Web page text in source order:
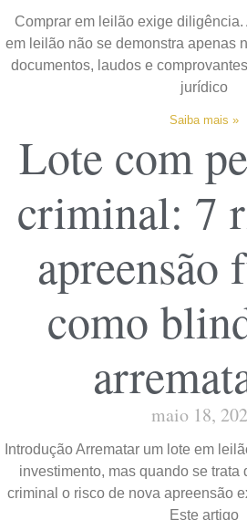
Comprar em leilão exige diligência.
em leilão não se demonstra apenas
documentos, laudos e
jurídico
Saiba mais »
Lote com
criminal: 7
apreensão
como
maio 18,
Introdução Arrematar um lote em
investimento, mas quando se trata
criminal o risco de nova apreensão
Este artigo